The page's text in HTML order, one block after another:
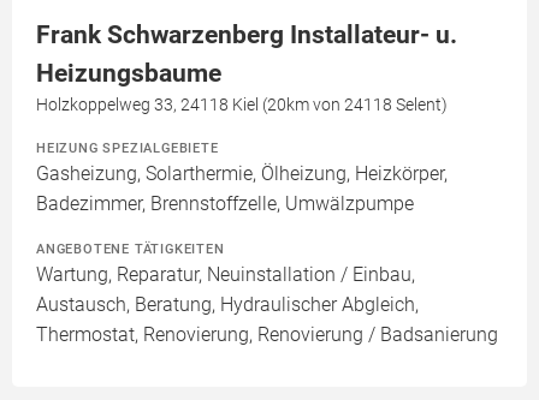
Frank Schwarzenberg Installateur- u.
Heizungsbaume
Holzkoppelweg 33, 24118 Kiel (20km von 24118 Selent)
HEIZUNG SPEZIALGEBIETE
Gasheizung, Solarthermie, Ölheizung, Heizkörper,
Badezimmer, Brennstoffzelle, Umwälzpumpe
ANGEBOTENE TÄTIGKEITEN
Wartung, Reparatur, Neuinstallation / Einbau,
Austausch, Beratung, Hydraulischer Abgleich,
Thermostat, Renovierung, Renovierung / Badsanierung